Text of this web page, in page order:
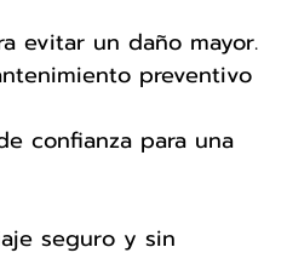
evitar un daño mayor.
preventivo
confianza para una
seguro y sin